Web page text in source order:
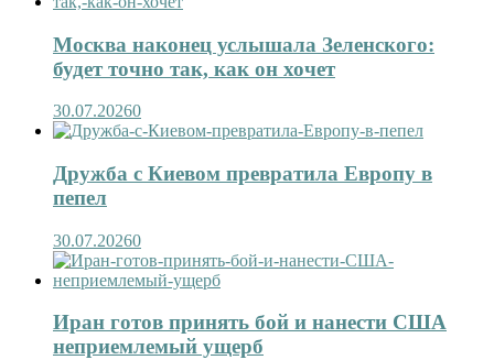
Москва наконец услышала Зеленского:
будет точно так, как он хочет
30.07.20260
Дружба с Киевом превратила Европу в
пепел
30.07.20260
Иран готов принять бой и нанести США
неприемлемый ущерб